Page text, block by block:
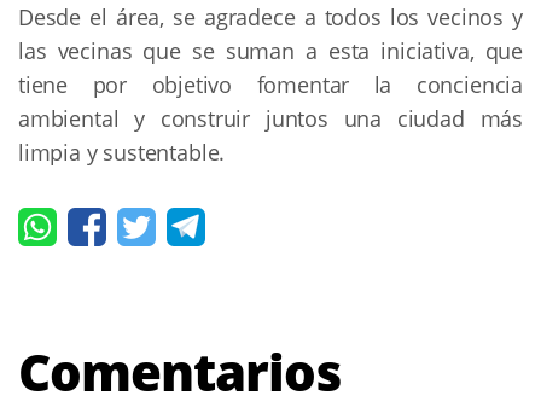
Desde el área, se agradece a todos los vecinos y
las vecinas que se suman a esta iniciativa, que
tiene por objetivo fomentar la conciencia
ambiental y construir juntos una ciudad más
limpia y sustentable.
Comentarios